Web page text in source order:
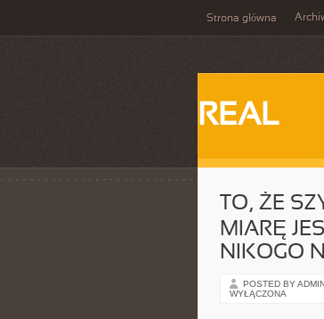
Strona główna
REAL
TO, ŻE
MIARĘ
NIKOGO
POSTED BY
WYŁĄCZONA